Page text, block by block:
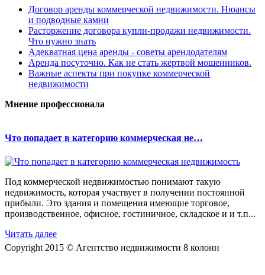
Договор аренды коммерческой недвижимости. Нюансы
и подводные камни
Расторжение договора купли-продажи недвижимости.
Что нужно знать
Адекватная цена аренды - советы арендодателям
Аренда посуточно. Как не стать жертвой мошенников.
Важные аспекты при покупке коммерческой
недвижимости
Мнение профессионала
Что попадает в категорию коммерческая не…
Под коммерческой недвижимостью понимают такую
недвижимость, которая участвует в получении постоянной
прибыли. Это здания и помещения имеющие торговое,
производственное, офисное, гостиничное, складское и и т.п...
Читать далее
Copyright 2015 © Агентство недвижимости 8 колонн